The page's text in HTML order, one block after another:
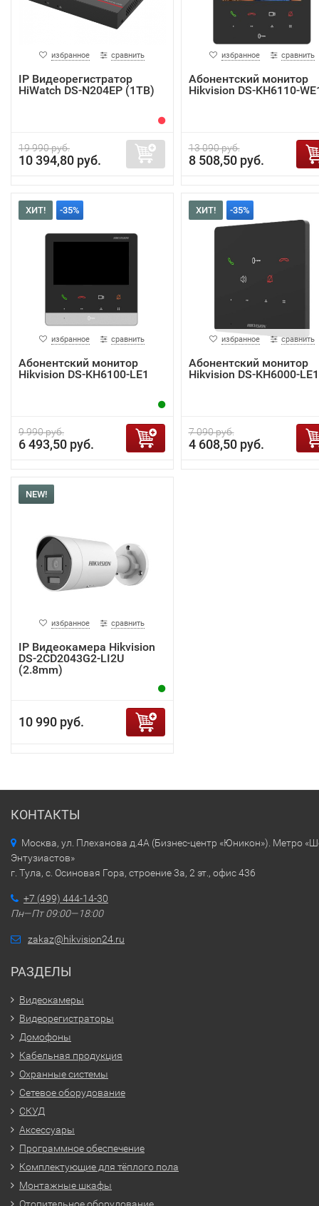
избранное сравнить
IP Видеорегистратор
HiWatch DS-N204EP (1TB)
19 990 руб.
10 394,80 руб.
избранное сравнить
Абонентский монитор
Hikvision DS-KH6110-
13 090 руб.
8 508,50 руб.
ХИТ! -35%
избранное сравнить
Абонентский монитор
Hikvision DS-KH6100-LE1
9 990 руб.
6 493,50 руб.
ХИТ! -35%
избранное сравнить
Абонентский монитор
Hikvision DS-KH6000-LE1
7 090 руб.
4 608,50 руб.
NEW!
избранное сравнить
IP Видеокамера Hikvision
DS-2CD2043G2-LI2U
(2.8mm)
10 990 руб.
КОНТАКТЫ
Москва, ул. Плеханова д.4А (Бизнес-центр «Юникон»). Метро
Энтузиастов»
г. Тула, с. Осиновая Гора, строение 3а, 2 эт., офис 436
+7 (499) 444-14-30
Пн—Пт 09:00—18:00
zakaz@hikvision24.ru
РАЗДЕЛЫ
Видеокамеры
Видеорегистраторы
Домофоны
Кабельная продукция
Охранные системы
Сетевое оборудование
СКУД
Аксессуары
Программное обеспечение
Комплектующие для тёплого пола
Монтажные шкафы
Отопительное оборудование